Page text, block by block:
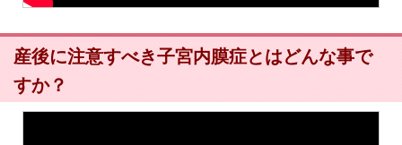
産後に注意すべき子宮内膜症とはどんな事で
すか？